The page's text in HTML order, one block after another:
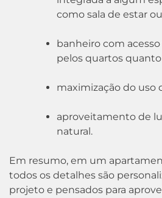
como sala de estar
banheiro com
pelos quartos quanto
maximização do uso
aproveitamento de
natural.
Em resumo, em um
todos os detalhes são
projeto e pensados para